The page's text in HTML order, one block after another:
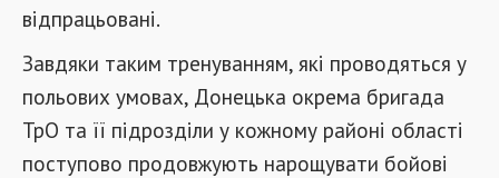
відпрацьовані.
Завдяки таким тренуванням, які проводяться у
польових умовах, Донецька окрема бригада
ТрО та її підрозділи у кожному районі області
поступово продовжують нарощувати бойові